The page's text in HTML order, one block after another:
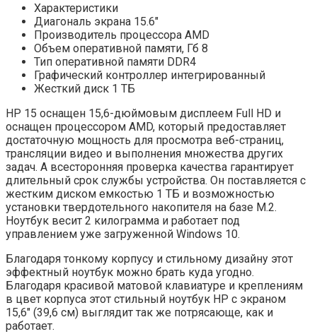
Характеристики
Диагональ экрана 15.6″
Производитель процессора AMD
Объем оперативной памяти, Гб 8
Тип оперативной памяти DDR4
Графический контроллер интегрированный
Жесткий диск 1 ТБ
HP 15 оснащен 15,6-дюймовым дисплеем Full HD и
оснащен процессором AMD, который предоставляет
достаточную мощность для просмотра веб-страниц,
трансляции видео и выполнения множества других
задач. А всесторонняя проверка качества гарантирует
длительный срок службы устройства. Он поставляется с
жестким диском емкостью 1 ТБ и возможностью
установки твердотельного накопителя на базе M.2.
Ноутбук весит 2 килограмма и работает под
управлением уже загруженной Windows 10.
Благодаря тонкому корпусу и стильному дизайну этот
эффектный ноутбук можно брать куда угодно.
Благодаря красивой матовой клавиатуре и креплениям
в цвет корпуса этот стильный ноутбук HP с экраном
15,6″ (39,6 см) выглядит так же потрясающе, как и
работает.